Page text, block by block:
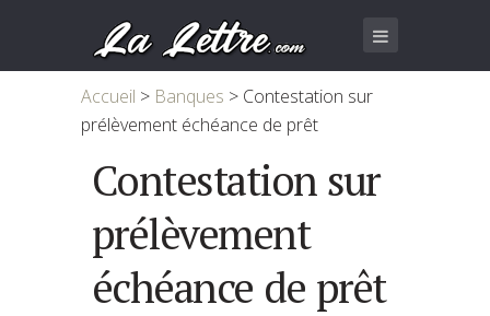
Accueil > Banques > Contestation sur
prélèvement échéance de prêt
Contestation sur
prélèvement
échéance de prêt